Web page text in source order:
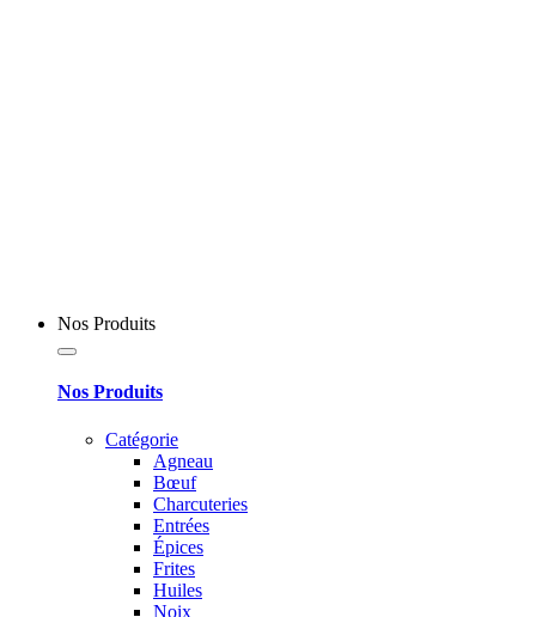
Nos Produits
Nos Produits
Catégorie
Agneau
Bœuf
Charcuteries
Entrées
Épices
Frites
Huiles
Noix